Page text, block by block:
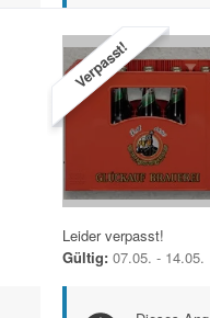
Verpasst!
Leider verpasst!
Gültig: 07.05. - 14.05.